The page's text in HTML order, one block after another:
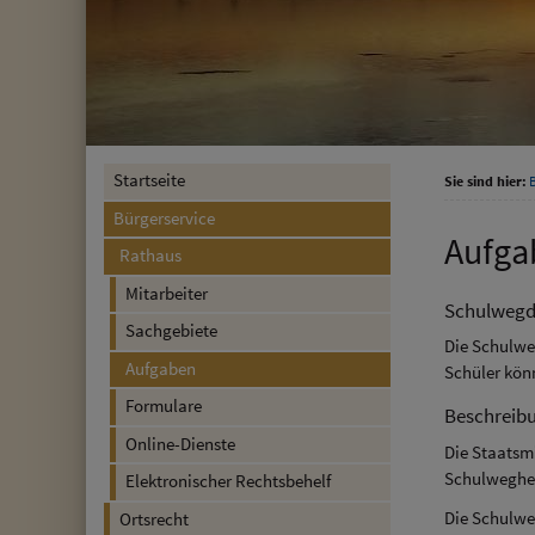
Startseite
Bürgerservice
Rathaus
Mitarbeiter
Sachgebiete
Aufgaben
Formulare
Online-Dienste
Elektronischer Rechtsbehelf
Ortsrecht
Sie sind hier:
Die
Schüler
Die
Die